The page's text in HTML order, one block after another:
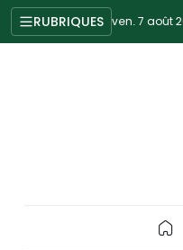
RUBRIQUES ven. 7 août